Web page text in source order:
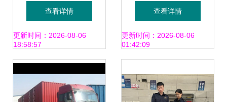
集团号信阳绿茶国
际货运中欧专列开
行 加速货物进出口
新进程
查看详情
更新时间：2026-08-06
18:58:57
升——蓝山屯河
PBAT出口跃居全
查看详情
更新时间：2026-08-06
01:42:09